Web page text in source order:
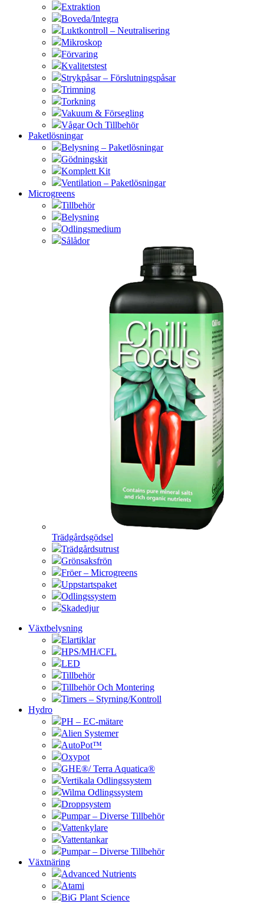
Extraktion
Boveda/Integra
Luktkontroll – Neutralisering
Mikroskop
Förvaring
Kvalitetstest
Strykpåsar – Förslutningspåsar
Trimning
Torkning
Vakuum & Försegling
Vågar Och Tillbehör
Paketlösningar
Belysning – Paketlösningar
Gödningskit
Komplett Kit
Ventilation – Paketlösningar
Microgreens
Tillbehör
Belysning
Odlingsmedium
Sålådor
Trädgårdsgödsel
Trädgårdsutrust
Grönsaksfrön
Fröer – Microgreens
Uppstartspaket
Odlingssystem
Skadedjur
Växtbelysning
Elartiklar
HPS/MH/CFL
LED
Tillbehör
Tillbehör Och Montering
Timers – Styrning/Kontroll
Hydro
PH – EC-mätare
Alien Systemer
AutoPot™
Oxypot
GHE®/ Terra Aquatica®
Vertikala Odlingssystem
Wilma Odlingssystem
Droppsystem
Pumpar – Diverse Tillbehör
Vattenkylare
Vattentankar
Pumpar – Diverse Tillbehör
Växtnäring
Advanced Nutrients
Atami
BiG Plant Science